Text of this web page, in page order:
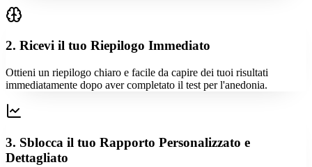
2. Ricevi il tuo Riepilogo Immediato
Ottieni un riepilogo chiaro e facile da capire dei tuoi risultati
immediatamente dopo aver completato il test per l'anedonia.
3. Sblocca il tuo Rapporto Personalizzato e
Dettagliato